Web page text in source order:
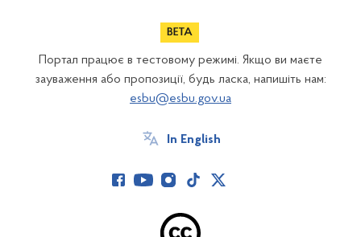
Портал працює в тестовому режимі. Якщо ви маєте
зауваження або пропозиції, будь ласка, напишіть нам:
esbu@esbu.gov.ua
In English